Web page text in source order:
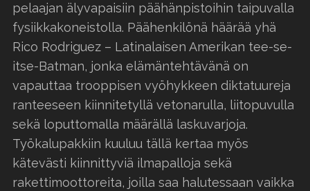
pelaajan älyvapaisiin päähänpistoihin taipuvalla
fysiikkakoneistolla. Päähenkilönä häärää yhä
Rico Rodriguez – Latinalaisen Amerikan tee-se-
itse-Batman, jonka elämäntehtävänä on
vapauttaa trooppisen vyöhykkeen diktatuureja
ranteeseen kiinnitetyllä vetonarulla, liitopuvulla
sekä loputtomalla määrällä laskuvarjoja.
Työkalupakkiin kuuluu tällä kertaa myös
kätevästi kiinnittyviä ilmapalloja sekä
rakettimoottoreita, joilla saa halutessaan vaikka